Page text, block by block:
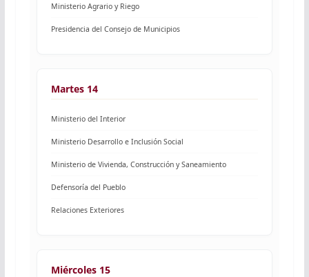
Ministerio Agrario y Riego
Presidencia del Consejo de Municipios
Martes 14
Ministerio del Interior
Ministerio Desarrollo e Inclusión Social
Ministerio de Vivienda, Construcción y Saneamiento
Defensoría del Pueblo
Relaciones Exteriores
Miércoles 15